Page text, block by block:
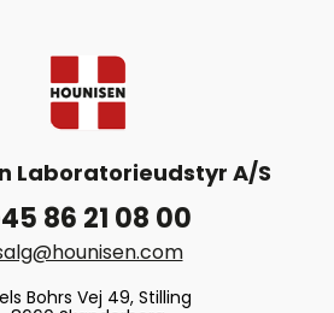
Laboratorieudstyr A/S
86 21 08 00
Bohrs Vej 49, Stilling